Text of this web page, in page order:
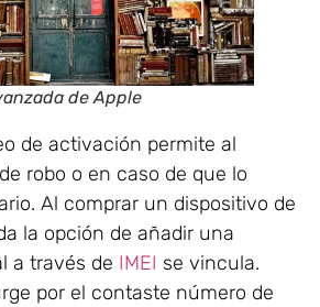
de Apple
de activación permite al
robo o en caso de que lo
Al comprar un dispositivo de
la opción de añadir una
a través de IMEI se vincula.
por el contaste número de